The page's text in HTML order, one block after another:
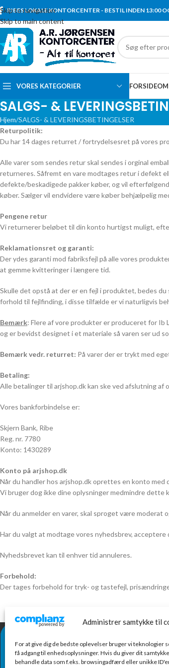
Administrer samtykke til
For at give dig de bedste oplevelser bruger vi teknologier
få adgang til enhedsoplysninger. Hvis du giver dit
behandle data som f.eks. browsingadfærd eller unikke
Skip to navigation
Skip to main content
RIBES LOKALE KONTORCENTER - BESTIL INDEN 13:00
VORES KATEGORIER FORSIDE
SALGS- &
Hjem SALGS- & LEVERINGSBETINGELSER
Returpolitik:
Du har 14 dages returret / fortrydelsesret på vores
Alle varer som sendes retur skal sendes i orginal
returneres. Såfremt en vare modtages retur i defekt
defekte/beskadigede pakker køber, og vil
køber. Sælger vil endvidere være køber behjælpelig
Pengene retur
Vi returnerer beløbet til din konto hurtigst muligt,
Reklamationsret og garanti:
Der ydes garanti mod fabriksfejl på alle vores
at gemme kvitteringer i længere tid.
Skulle det opstå at der er en fejl i produktet, bedes
forhold til fejlfinding, i disse tilfælde er vi naturligvis
Bemærk: Flere af vore produkter er produceret for Ib
og er bevidst designet i et materiale så varen ser ud
Bemærk vedr. returret: På varer der er trykt med
Betaling:
Alle betalinger til arjshop.dk kan ske ved afslutning
Vores bankforbindelse er:
Skjern Bank, Ribe
Reg. nr. 7780
Konto: 1430289
Konto på arjshop.dk
Når du handler hos arjshop.dk oprettes en konto med
Vi bruger dog ikke dine oplysninger medmindre dette
Når du anmelder en varer, skal sproget være moderat
Har du valgt at modtage vores nyhedsbrev,
Nyhedsbrevet kan til enhver tid annuleres.
Forbehold:
Der tages forbehold for tryk- og tastefejl,